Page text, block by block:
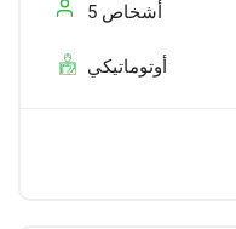
5 أشخاص
أوتوماتيكي